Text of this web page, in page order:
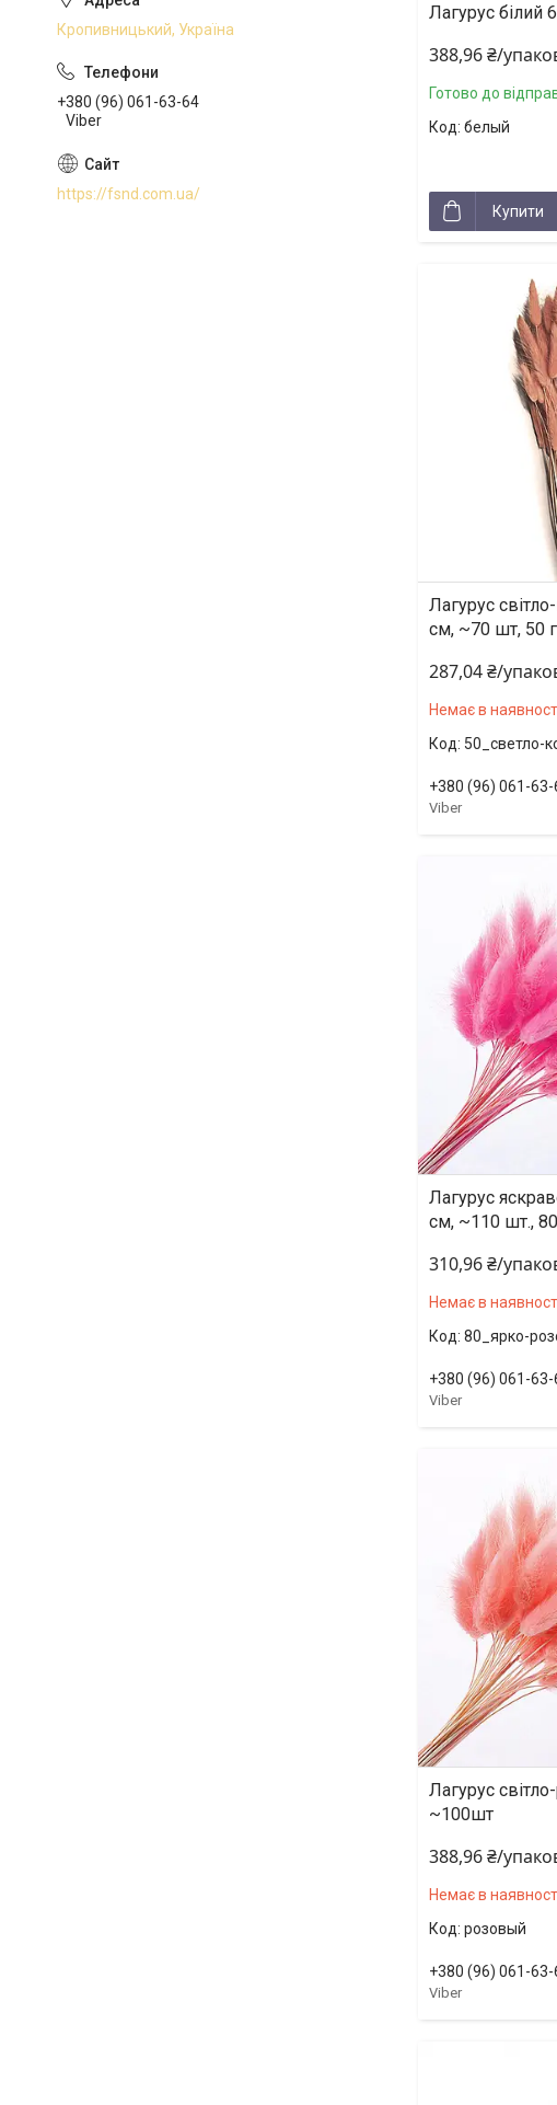
Лагурус білий
388,96 ₴/
Готово до
белый
Купити
Лагурус
см, ~70 шт, 50 г
287,04 ₴/
Немає в
50_светло-
+380 (96) 061-63-
Viber
Лагурус
см, ~110 шт.,
310,96 ₴/
Немає в
80_ярко-
+380 (96) 061-63-
Viber
Лагурус
~100шт
388,96 ₴/
Немає в
розовый
+380 (96) 061-63-
Viber
Кропивницький, Україна
+380 (96) 061-63-64
Viber
https://fsnd.com.ua/